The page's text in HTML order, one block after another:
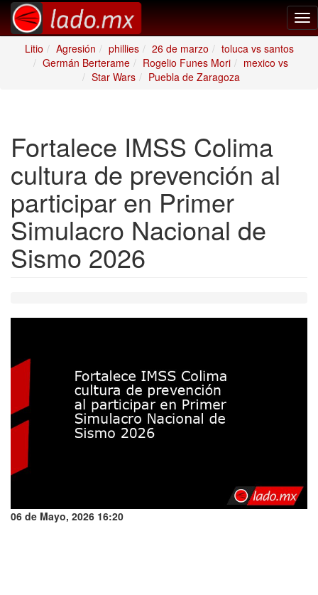
Litio
Agresión phillies 26 de marzo
toluca vs santos
Germán Berterame
Rogelio Funes Mori
mexico vs
Star Wars
Puebla de Zaragoza
Fortalece IMSS Colima
cultura de prevención al
participar en Primer
Simulacro Nacional de
Sismo 2026
06 de Mayo, 2026 16:20